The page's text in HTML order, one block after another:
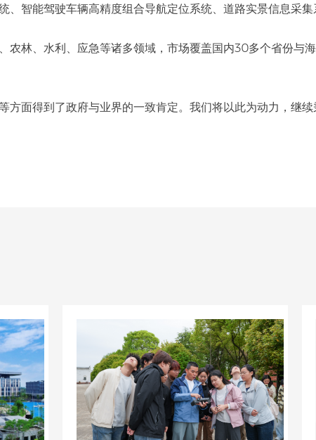
智能驾驶车辆高精度组合导航定位系统、道路实景信息采
农林、水利、应急等诸多领域，市场覆盖国内30多个省份与
方面得到了政府与业界的一致肯定。我们将以此为动力，继